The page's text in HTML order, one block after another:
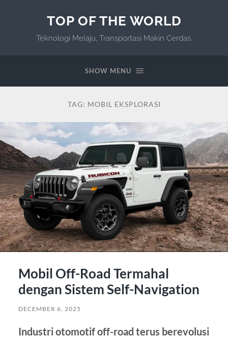
TOP OF THE WORLD
Teknologi Melaju, Transportasi Makin Cerdas.
SHOW MENU
TAG: MOBIL EKSPLORASI
Mobil Off-Road Termahal
dengan Sistem Self-Navigation
DECEMBER 6, 2025
Industri otomotif off-road terus berevolusi